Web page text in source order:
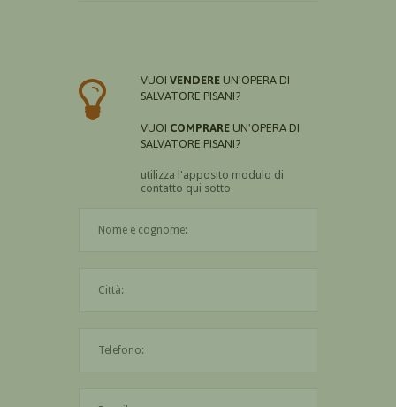
VUOI VENDERE UN'OPERA DI
SALVATORE PISANI?
VUOI COMPRARE UN'OPERA DI
SALVATORE PISANI?
utilizza l'apposito modulo di
contatto qui sotto